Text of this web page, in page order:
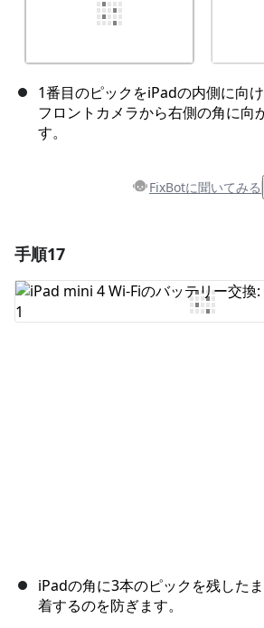
1番目のピックをiPadの内側に向け
フロントカメラから右側の角に向
す。
FixBotに聞いてみる
コメントを追加
手順17
iPadの角に3本のピックを残した
着するのを防ぎます。